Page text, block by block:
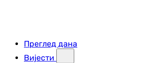
Преглед дана
Вијести